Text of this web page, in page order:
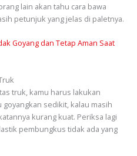
lain akan tahu cara bawa
petunjuk yang jelas di paletnya.
Goyang dan Tetap Aman Saat
truk, kamu harus lakukan
sedikit, kalau masih
kurang kuat. Periksa lagi
pembungkus tidak ada yang